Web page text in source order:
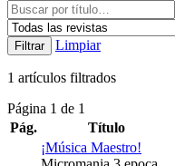
Filtrar Limpiar
1 artículos filtrados
Página 1 de 1
Pág.
Título
¡Música Maestro!